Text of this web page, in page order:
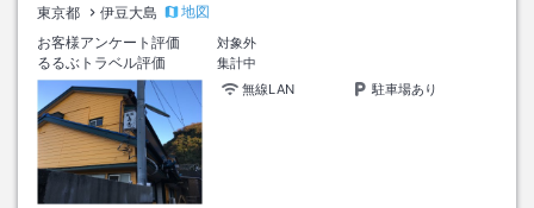
東京都 伊豆大島
地図
お客様アンケート評価
対象外
るるぶトラベル評価
集計中
無線LAN
駐車場あり